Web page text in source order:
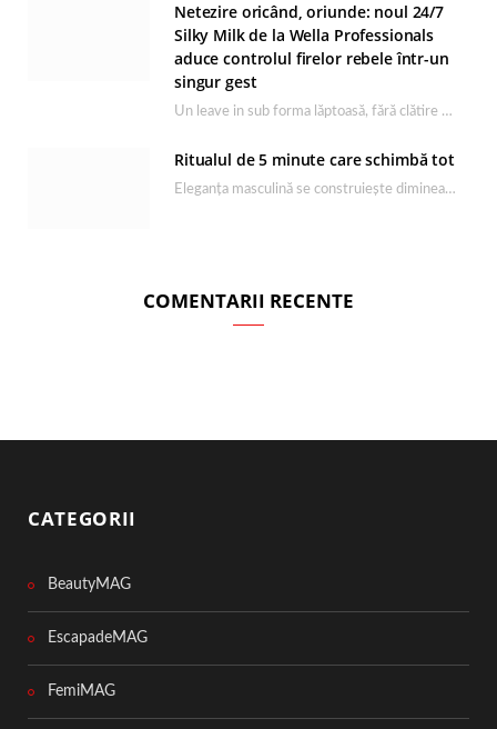
Netezire oricând, oriunde: noul 24/7
Silky Milk de la Wella Professionals
aduce controlul firelor rebele într-un
singur gest
Un leave in sub forma lăptoasă, fără clătire care completează rutina Ultimate Smooth și transformă…
Ritualul de 5 minute care schimbă tot
Eleganța masculină se construiește dimineața, în câteva minute și cu produsele potrivite. O rutină de…
COMENTARII RECENTE
CATEGORII
BeautyMAG
EscapadeMAG
FemiMAG